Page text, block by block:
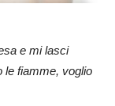
e mi lasci
le fiamme, voglio